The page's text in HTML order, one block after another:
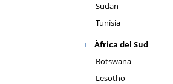
Sudan
Tunísia
Àfrica del Sud
Botswana
Lesotho